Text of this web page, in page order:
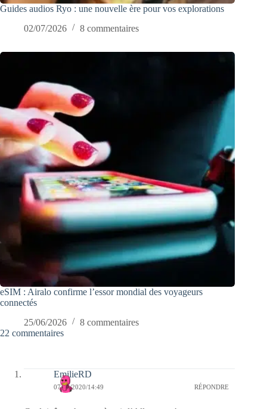
Guides audios Ryo : une nouvelle ère pour vos explorations
02/07/2026
8 commentaires
eSIM : Airalo confirme l’essor mondial des voyageurs
connectés
25/06/2026
8 commentaires
22 commentaires
EmilieRD
07/08/2020/14:49 RÉPONDRE